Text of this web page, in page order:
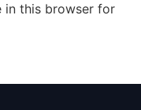
in this browser for